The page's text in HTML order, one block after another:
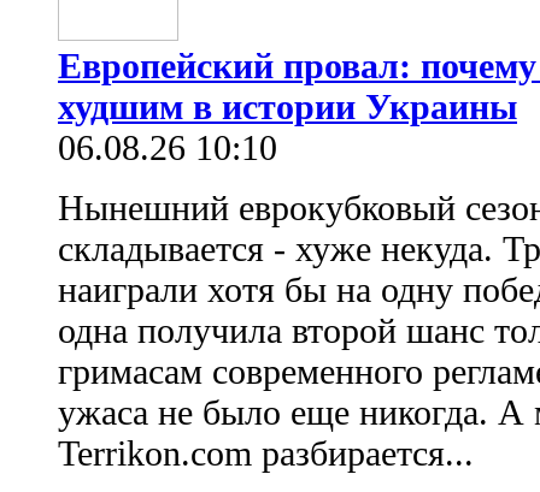
Европейский провал:
худшим в истории Украины
06.08.26 10:10
Нынешний еврокубковый
складывается - хуже некуда.
наиграли хотя бы на одну
одна получила второй шанс
гримасам современного
ужаса не было еще никогда. А
Terrikon.com разбирается...